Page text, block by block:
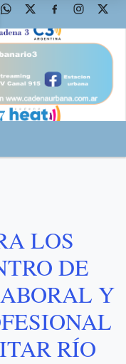
LOS
DE
Y
RÍO